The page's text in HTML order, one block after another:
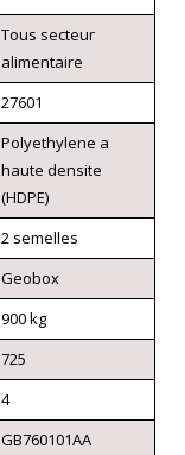
Tous secteur
alimentaire
27601
Polyethylene a
haute densite
(HDPE)
2 semelles
Geobox
900 kg
725
4
GB760101AA